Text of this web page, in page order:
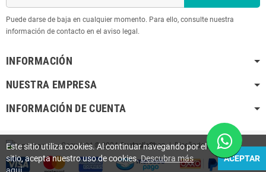
Puede darse de baja en cualquier momento. Para ello, consulte nuestra
información de contacto en el aviso legal.
INFORMACIÓN
NUESTRA EMPRESA
INFORMACIÓN DE CUENTA
Copyright © 2024QuetzaliaShop| Diseñado porK
Este sitio utiliza cookies. Al continuar navegando por el
sitio, acepta nuestro uso de cookies.Descubra más
ACEPTAR